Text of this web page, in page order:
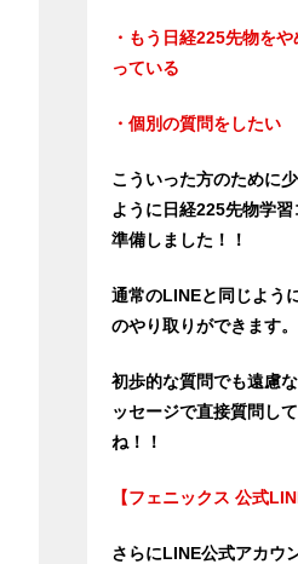
・もう日経225先物を
っている
・個別の質問をしたい
こういった方のために
ように日経225先物学
準備しました！！
通常のLINEと同じよう
のやり取りができます。
初歩的な質問でも遠慮
ッセージで直接質問し
ね！！
【フェニックス 公式
さらにLINE公式アカウ